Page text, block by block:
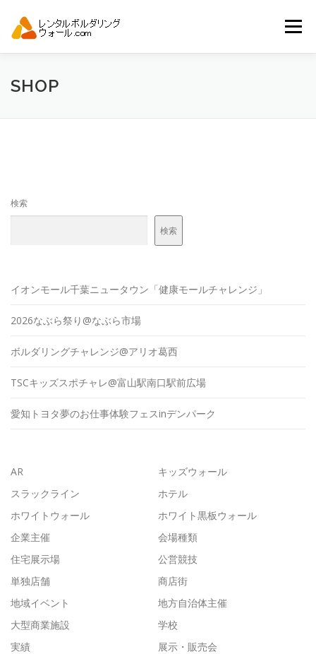
メニュー
トップ
SHOP
検索
検索
イオンモール千葉ニュータウン「健康モールチャレンジ」
2026なぶら祭り@なぶら市場
ボルダリングチャレンジ@アリオ葛西
TSCキッズスポチャレ@富山駅南口駅前広場
愛知トヨタ夢のお仕事体験フェスinデンパーク
AR
キッズウォール
スラックライン
ホテル
ホワイトウォール
ホワイト黒板ウォール
企業主催
会場種類
住宅展示場
公営競技
単独店舗
商店街
地域イベント
地方自治体主催
大型商業施設
学校
実績
展示・販売会